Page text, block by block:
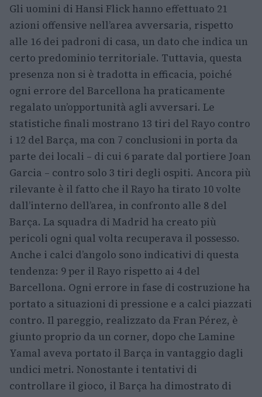
Gli uomini di Hansi Flick hanno effettuato 21
azioni offensive nell’area avversaria, rispetto
alle 16 dei padroni di casa, un dato che indica un
certo predominio territoriale. Tuttavia, questa
presenza non si è tradotta in efficacia, poiché
ogni errore del Barcellona ha praticamente
regalato un’opportunità agli avversari. Le
statistiche finali mostrano 13 tiri del Rayo contro
i 12 del Barça, ma con 7 conclusioni in porta da
parte dei locali – di cui 6 parate dal portiere Joan
Garcia – contro solo 3 tiri degli ospiti. Ancora più
rilevante è il fatto che il Rayo ha tirato 10 volte
dall’interno dell’area, in confronto alle 8 del
Barça. La squadra di Madrid ha creato più
pericoli ogni qual volta recuperava il possesso.
Anche i calci d’angolo sono indicativi di questa
tendenza: 9 per il Rayo rispetto ai 4 del
Barcellona. Ogni errore in fase di costruzione ha
portato a situazioni di pressione e a calci piazzati
contro. Il pareggio, realizzato da Fran Pérez, è
giunto proprio da un corner, dopo che Lamine
Yamal aveva portato il Barça in vantaggio dagli
undici metri. Nonostante i tentativi di
controllare il gioco, il Barça ha dimostrato di